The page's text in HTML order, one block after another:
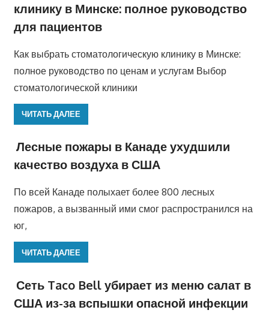
клинику в Минске: полное руководство
для пациентов
Как выбрать стоматологическую клинику в Минске:
полное руководство по ценам и услугам Выбор
стоматологической клиники
ЧИТАТЬ ДАЛЕЕ
Лесные пожары в Канаде ухудшили
качество воздуха в США
По всей Канаде полыхает более 800 лесных
пожаров, а вызванный ими смог распространился на
юг,
ЧИТАТЬ ДАЛЕЕ
Сеть Taco Bell убирает из меню салат в
США из-за вспышки опасной инфекции